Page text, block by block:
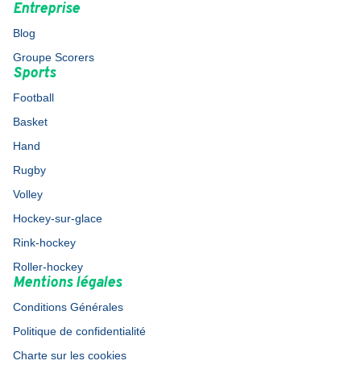
Entreprise
Blog
Groupe Scorers
Sports
Football
Basket
Hand
Rugby
Volley
Hockey-sur-glace
Rink-hockey
Roller-hockey
Mentions légales
Conditions Générales
Politique de confidentialité
Charte sur les cookies